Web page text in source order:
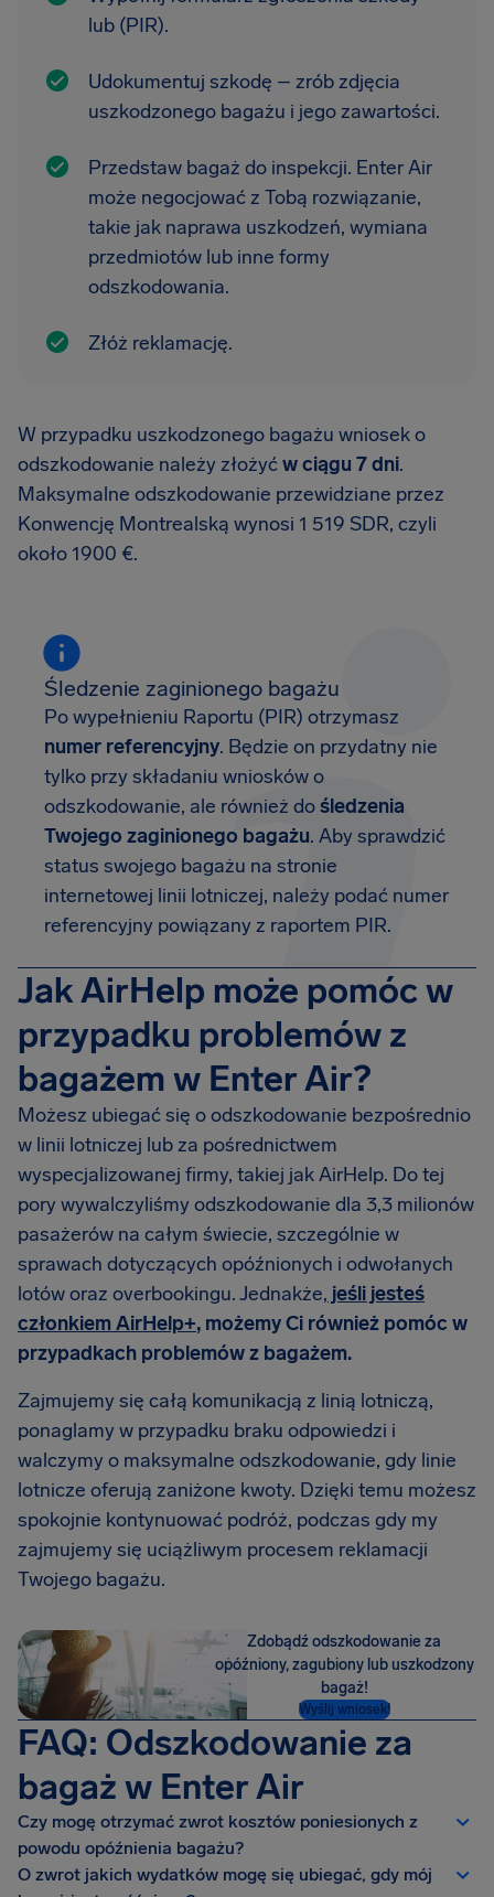
lub (PIR).
Udokumentuj szkodę – zrób zdjęcia
uszkodzonego bagażu i jego zawartości.
Przedstaw bagaż do inspekcji. Enter Air
może negocjować z Tobą rozwiązanie,
takie jak naprawa uszkodzeń, wymiana
przedmiotów lub inne formy
odszkodowania.
Złóż reklamację.
W przypadku uszkodzonego bagażu wniosek o
odszkodowanie należy złożyćw ciągu 7 dni.
Maksymalne odszkodowanie przewidziane przez
Konwencję Montrealską wynosi 1 519 SDR, czyli
około 1900 €.
Śledzenie zaginionego bagażu
Po wypełnieniu Raportu (PIR) otrzymasz
numer referencyjny. Będzie on przydatny nie
tylko przy składaniu wniosków o
odszkodowanie, ale również dośledzenia
Twojego zaginionego bagażu. Aby sprawdzić
status swojego bagażu na stronie
internetowej linii lotniczej, należy podać numer
referencyjny powiązany z raportem PIR.
Jak AirHelp może pomóc w
przypadku problemów z
bagażem w Enter Air?
Możesz ubiegać się o odszkodowanie bezpośrednio
w linii lotniczej lub za pośrednictwem
wyspecjalizowanej firmy, takiej jak AirHelp. Do tej
pory wywalczyliśmy odszkodowanie dla 3,3 milionów
pasażerów na całym świecie, szczególnie w
sprawach dotyczących opóźnionych i odwołanych
lotów oraz overbookingu. Jednakże, jeśli jesteś
członkiem AirHelp+, możemy Ci również pomóc w
przypadkach problemów z bagażem.
Zajmujemy się całą komunikacją z linią lotniczą,
ponaglamy w przypadku braku odpowiedzi i
walczymy o maksymalne odszkodowanie, gdy linie
lotnicze oferują zaniżone kwoty. Dzięki temu możesz
spokojnie kontynuować podróż, podczas gdy my
zajmujemy się uciążliwym procesem reklamacji
Twojego bagażu.
Zdobądź odszkodowanie za
opóźniony, zagubiony lub uszkodzony
bagaż!
Wyślij wniosek!
FAQ: Odszkodowanie za
bagaż w Enter Air
Czy mogę otrzymać zwrot kosztów poniesionych z
powodu opóźnienia bagażu?
O zwrot jakich wydatków mogę się ubiegać, gdy mój